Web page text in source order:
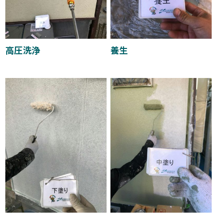
高圧洗浄 養生